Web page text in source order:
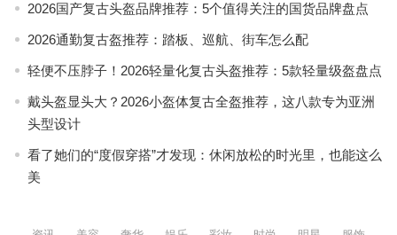
2026国产复古头盔品牌推荐：5个值得关注的国货品牌盘点
2026通勤复古盔推荐：踏板、巡航、街车怎么配
轻便不压脖子！2026轻量化复古头盔推荐：5款轻量级盔盘点
戴头盔显头大？2026小盔体复古全盔推荐，这八款专为亚洲
头型设计
看了她们的“度假穿搭”才发现：休闲放松的时光里，也能这么
美